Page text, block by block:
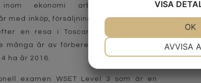
ekonomi arbetade Tina i
med inköp, försäljning och marknad. År
en resa i Toscana och grundade
många år av förberedelse och studier
ha år 2016.
examen WSET Level 3 som är en
VISA
MARKNADSFÖRING
AVVISA
OK